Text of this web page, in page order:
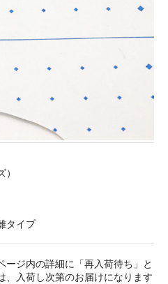
タイプ
ージ内の詳細に「再入荷待ち 」と
、入荷し次第のお届けになります